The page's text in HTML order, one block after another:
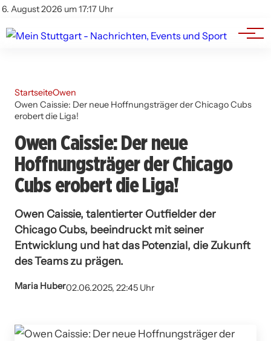
6. August 2026 um 17:17 Uhr
Impressum
Branchenbuch
Werbung
StartseiteOwen
Owen Caissie: Der neue Hoffnungsträger der Chicago Cubs
erobert die Liga!
Owen Caissie: Der neue
Hoffnungsträger der Chicago
Cubs erobert die Liga!
Owen Caissie, talentierter Outfielder der
Chicago Cubs, beeindruckt mit seiner
Entwicklung und hat das Potenzial, die Zukunft
des Teams zu prägen.
Maria Huber02.06.2025, 22:45 Uhr